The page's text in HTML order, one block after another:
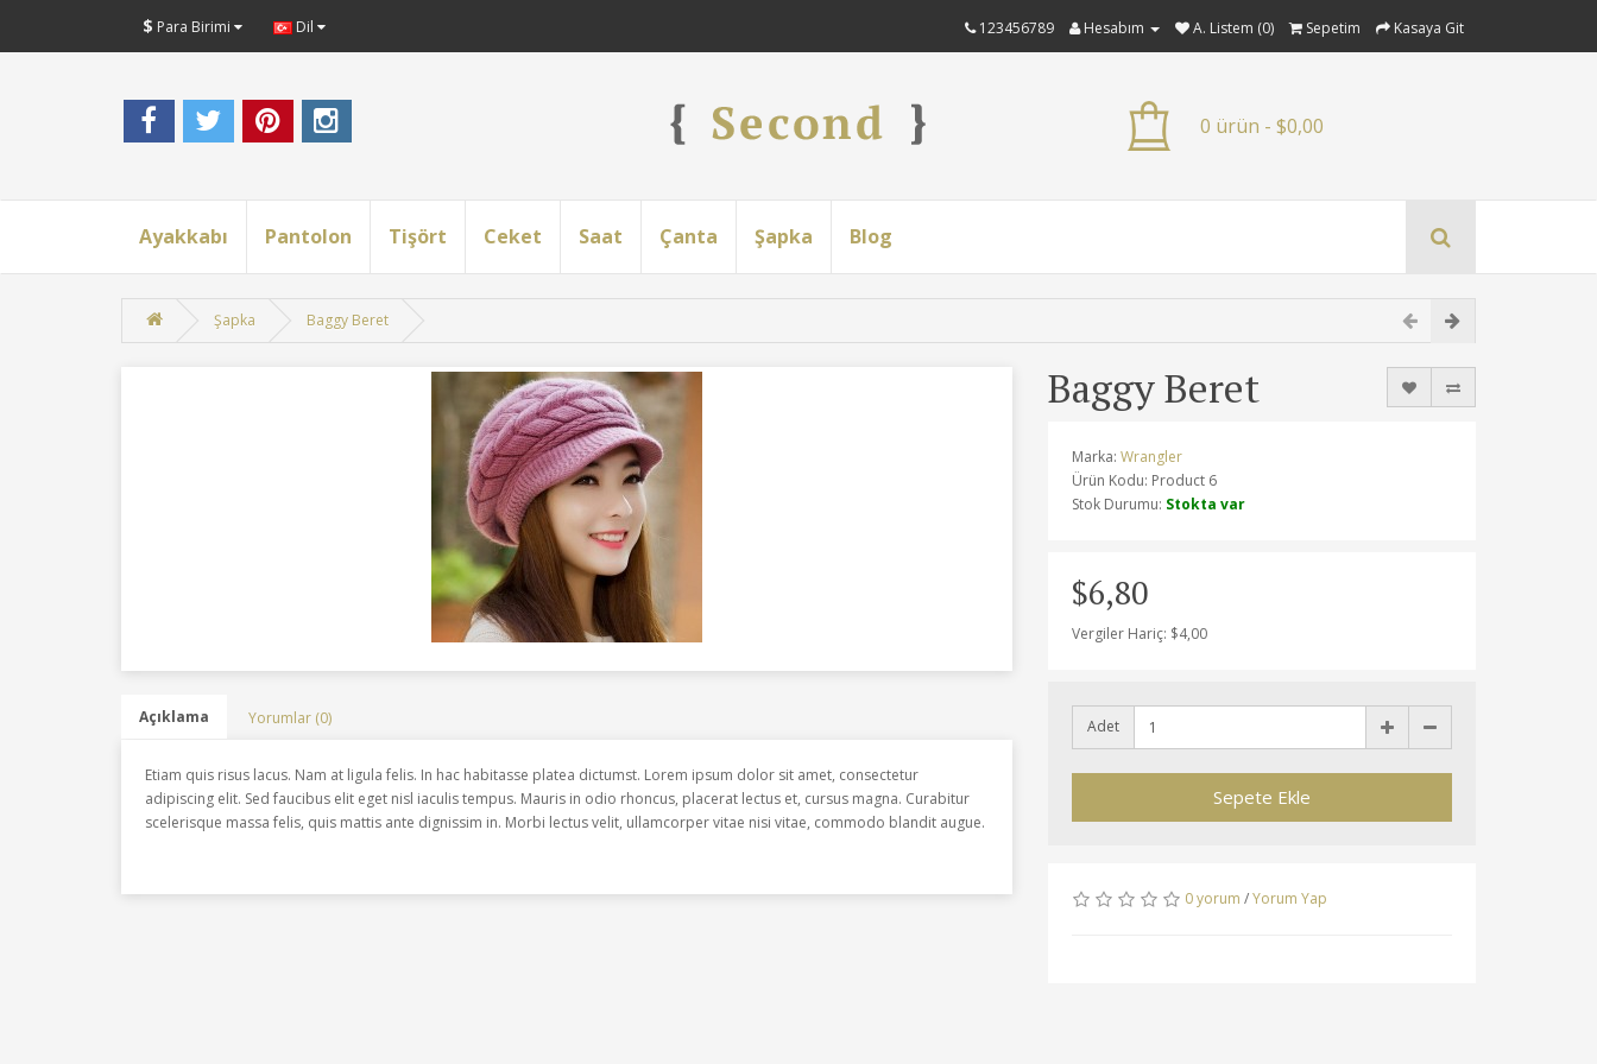
$ Para Birimi Dil 123456789 Hesabım A. Listem (0) Sepetim Kasaya Git
0 ürün - $0,00
Ayakkabı Pantolon Tişört Ceket Saat Çanta Şapka Blog
Şapka Baggy Beret
Açıklama Yorumlar (0)
Etiam quis risus lacus. Nam at ligula felis. In hac habitasse platea dictumst. Lorem ipsum dolor sit amet, consectetur
adipiscing elit. Sed faucibus elit eget nisl iaculis tempus. Mauris in odio rhoncus, placerat lectus et, cursus magna. Curabitur
scelerisque massa felis, quis mattis ante dignissim in. Morbi lectus velit, ullamcorper vitae nisi vitae, commodo blandit augue.
Baggy Beret
Marka: Wrangler
Ürün Kodu: Product 6
Stok Durumu: Stokta var
$6,80
Vergiler Hariç: $4,00
Adet
Sepete Ekle
0 yorum /Yorum Yap